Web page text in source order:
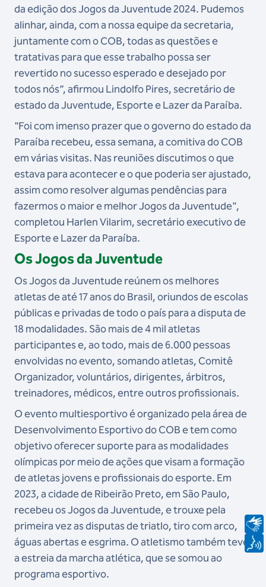
da edição dos Jogos da Juventude 2024. Pudemos
alinhar, ainda, com a nossa equipe da secretaria,
juntamente com o COB, todas as questões e
tratativas para que esse trabalho possa ser
revertido no sucesso esperado e desejado por
todos nós”, afirmou Lindolfo Pires, secretário de
estado da Juventude, Esporte e Lazer da Paraíba.
"Foi com imenso prazer que o governo do estado da
Paraíba recebeu, essa semana, a comitiva do COB
em várias visitas. Nas reuniões discutimos o que
estava para acontecer e o que poderia ser ajustado,
assim como resolver algumas pendências para
fazermos o maior e melhor Jogos da Juventude",
completou Harlen Vilarim, secretário executivo de
Esporte e Lazer da Paraíba.
Os Jogos da Juventude
Os Jogos da Juventude reúnem os melhores
atletas de até 17 anos do Brasil, oriundos de escolas
públicas e privadas de todo o país para a disputa de
18 modalidades. São mais de 4 mil atletas
participantes e, ao todo, mais de 6.000 pessoas
envolvidas no evento, somando atletas, Comitê
Organizador, voluntários, dirigentes, árbitros,
treinadores, médicos, entre outros profissionais.
O evento multiesportivo é organizado pela área de
Desenvolvimento Esportivo do COB e tem como
objetivo oferecer suporte para as modalidades
olímpicas por meio de ações que visam a formação
de atletas jovens e profissionais do esporte. Em
2023, a cidade de Ribeirão Preto, em São Paulo,
recebeu os Jogos da Juventude, e trouxe pela
primeira vez as disputas de triatlo, tiro com arco,
águas abertas e esgrima. O atletismo também teve
a estreia da marcha atlética, que se somou ao
programa esportivo.